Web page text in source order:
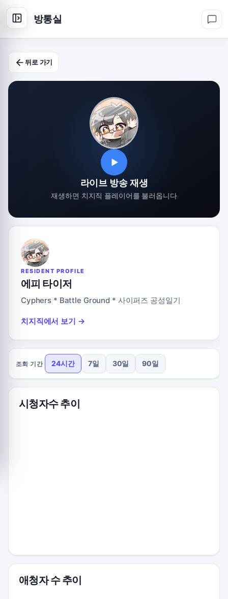
방통실
뒤로 가기
▶
라이브 방송 재생
재생하면 치지직 플레이어를 불러옵니다
RESIDENT PROFILE
에피 타이저
Cyphers * Battle Ground * 사이퍼즈 공성일기
치지직에서 보기 →
조회 기간 24시간 7일 30일 90일
시청자수 추이
애청자 수 추이